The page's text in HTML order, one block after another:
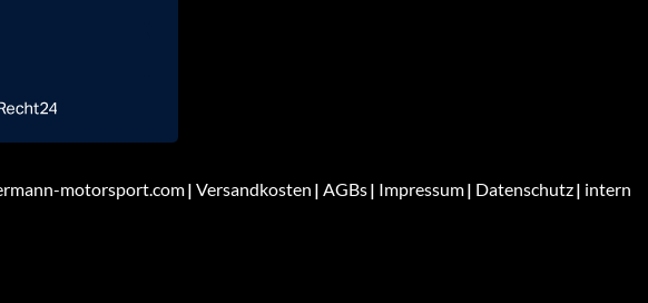
motorsport.com Versandkosten AGBs Impressum Datenschutz intern